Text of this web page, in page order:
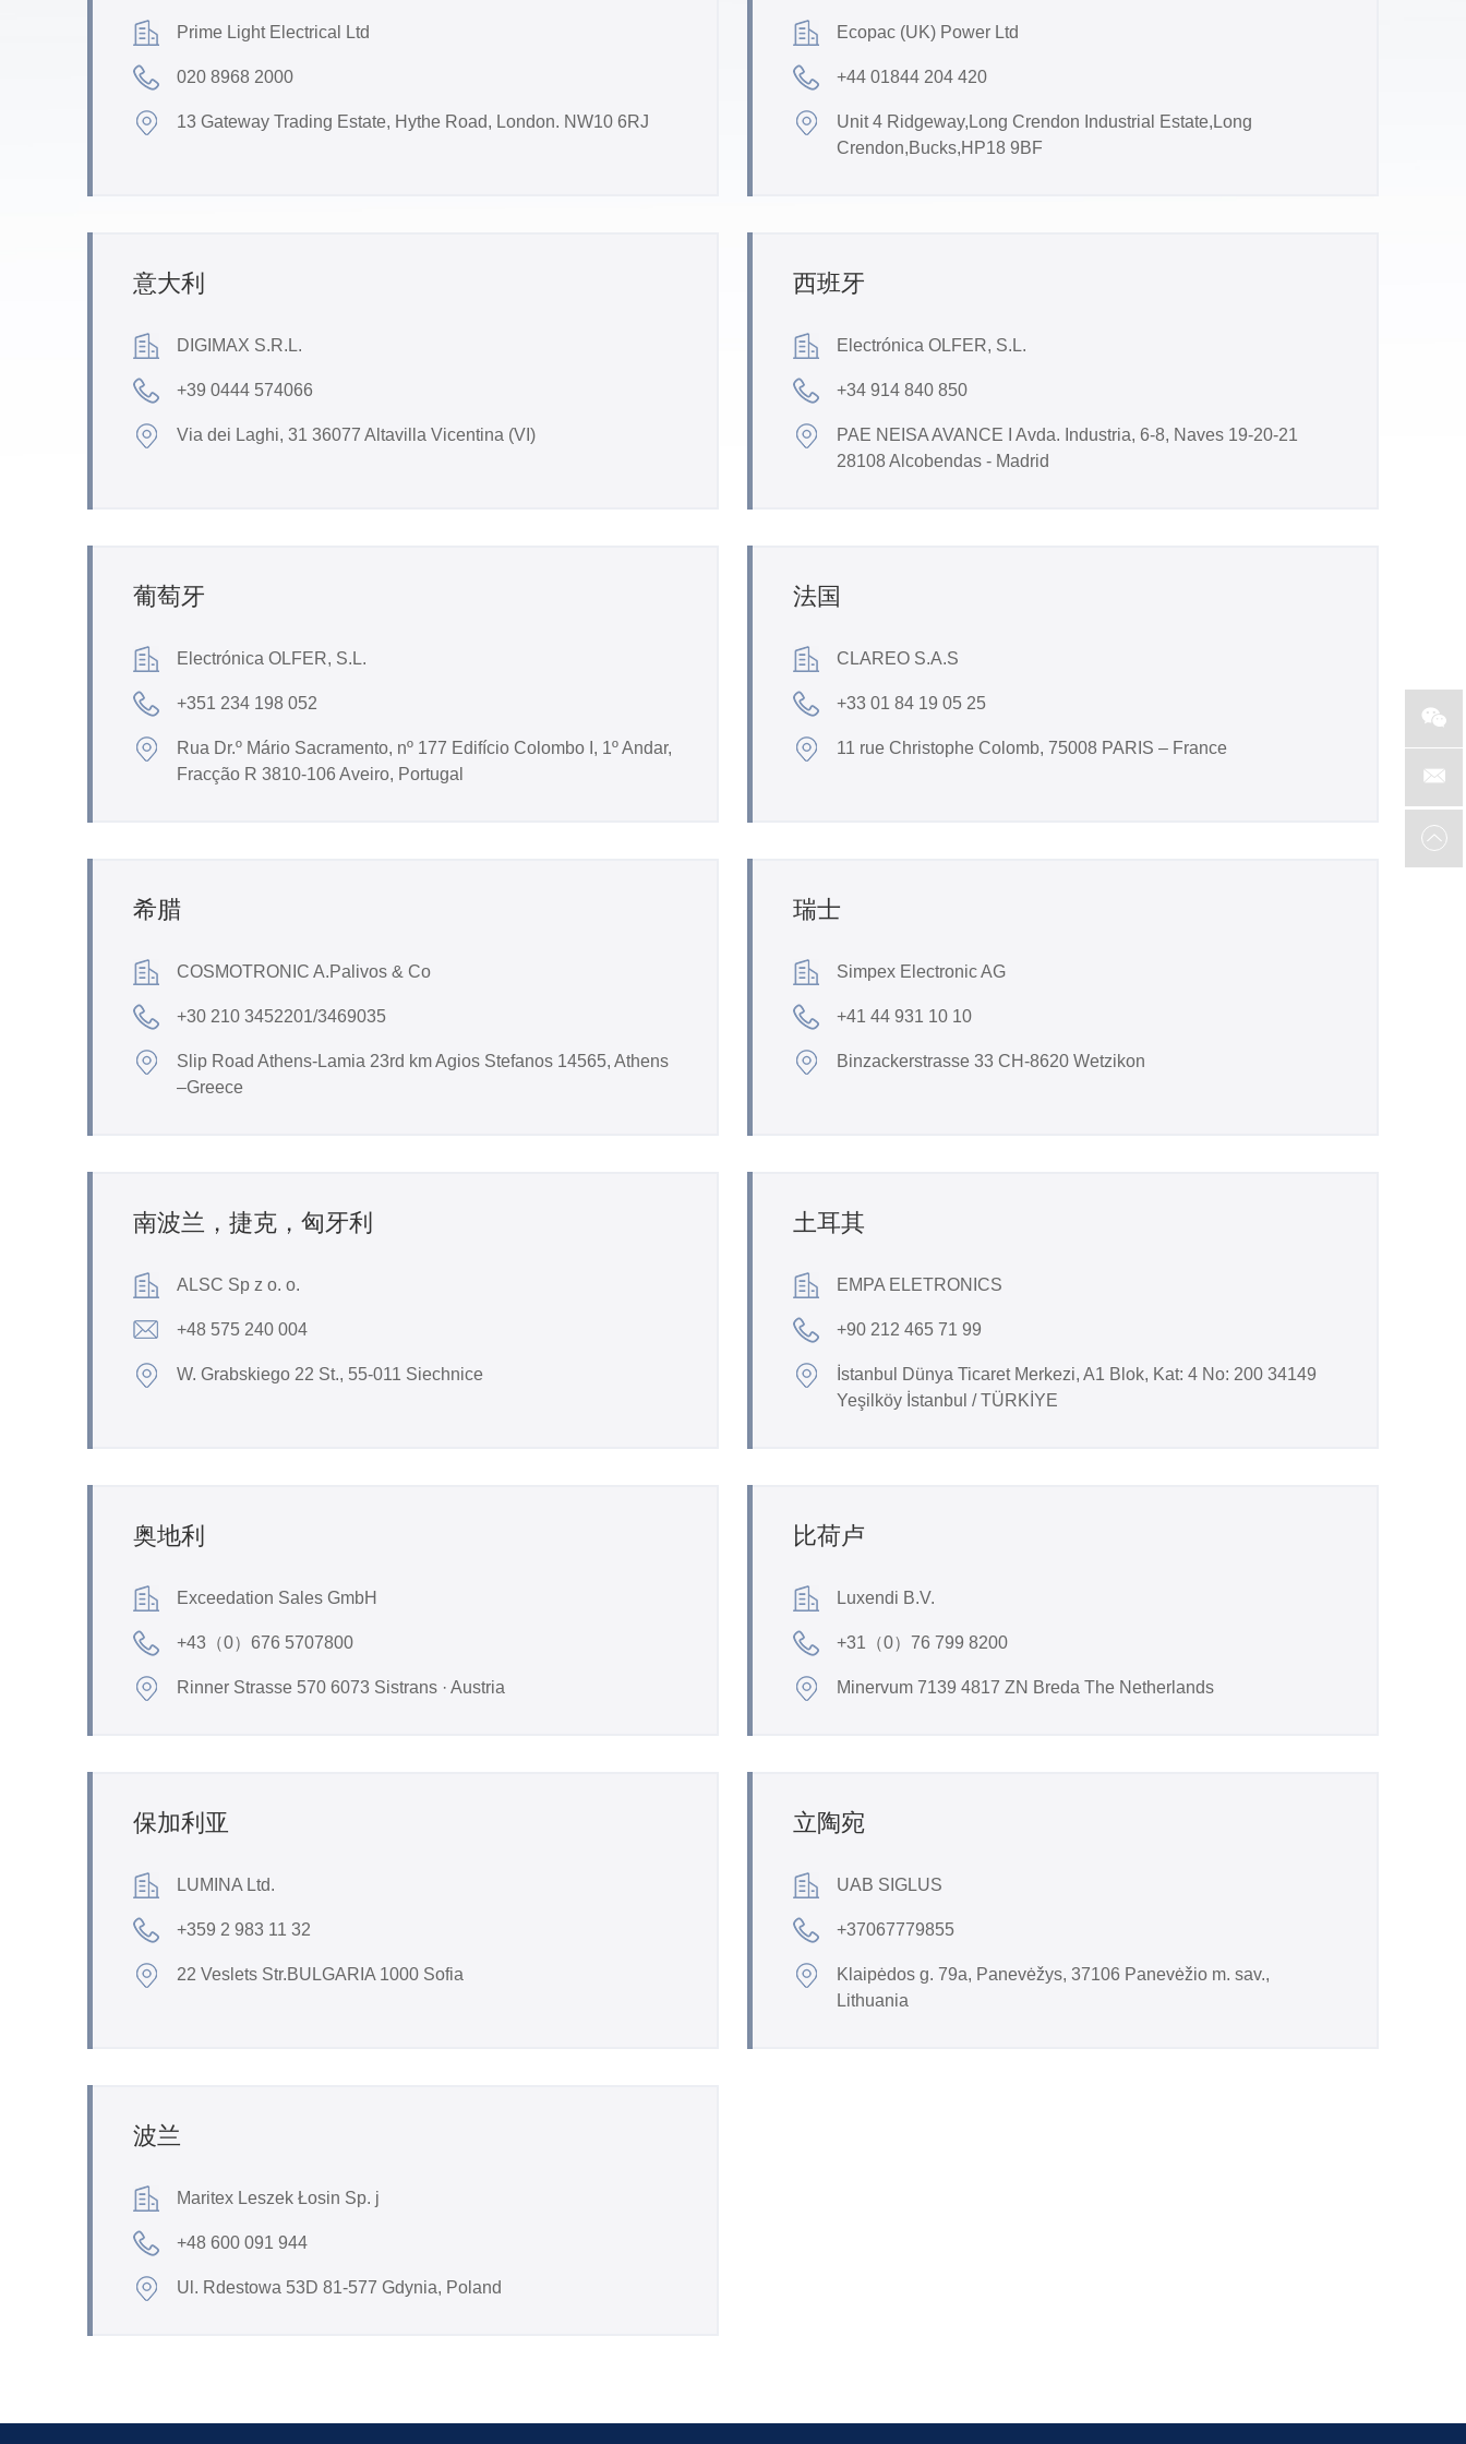
Prime Light Electrical Ltd
020 8968 2000
13 Gateway Trading Estate, Hythe Road, London. NW10 6RJ
Ecopac (UK) Power Ltd
+44 01844 204 420
Unit 4 Ridgeway,Long Crendon Industrial Estate,Long
Crendon,Bucks,HP18 9BF
意大利
DIGIMAX S.R.L.
+39 0444 574066
Via dei Laghi, 31 36077 Altavilla Vicentina (VI)
西班牙
Electrónica OLFER, S.L.
+34 914 840 850
PAE NEISA AVANCE I Avda. Industria, 6-8, Naves 19-20-21
28108 Alcobendas - Madrid
葡萄牙
Electrónica OLFER, S.L.
+351 234 198 052
Rua Dr.º Mário Sacramento, nº 177 Edifício Colombo I, 1º Andar,
Fracção R 3810-106 Aveiro, Portugal
法国
CLAREO S.A.S
+33 01 84 19 05 25
11 rue Christophe Colomb, 75008 PARIS – France
希腊
COSMOTRONIC A.Palivos & Co
+30 210 3452201/3469035
Slip Road Athens-Lamia 23rd km Agios Stefanos 14565, Athens
–Greece
瑞士
Simpex Electronic AG
+41 44 931 10 10
Binzackerstrasse 33 CH-8620 Wetzikon
南波兰，捷克，匈牙利
ALSC Sp z o. o.
+48 575 240 004
W. Grabskiego 22 St., 55-011 Siechnice
土耳其
EMPA ELETRONICS
+90 212 465 71 99
İstanbul Dünya Ticaret Merkezi, A1 Blok, Kat: 4 No: 200 34149
Yeşilköy İstanbul / TÜRKİYE
奥地利
Exceedation Sales GmbH
+43（0）676 5707800
Rinner Strasse 570 6073 Sistrans · Austria
比荷卢
Luxendi B.V.
+31（0）76 799 8200
Minervum 7139 4817 ZN Breda The Netherlands
保加利亚
LUMINA Ltd.
+359 2 983 11 32
22 Veslets Str.BULGARIA 1000 Sofia
立陶宛
UAB SIGLUS
+37067779855
Klaipėdos g. 79a, Panevėžys, 37106 Panevėžio m. sav.,
Lithuania
波兰
Maritex Leszek Łosin Sp. j
+48 600 091 944
Ul. Rdestowa 53D 81-577 Gdynia, Poland